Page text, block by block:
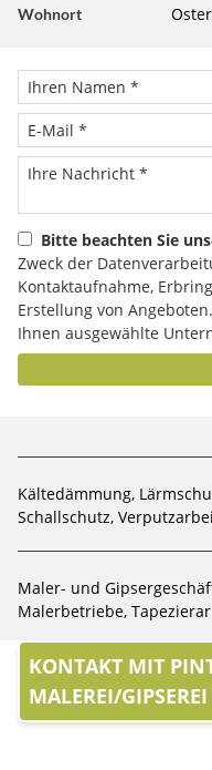
Wohnort
Bitte beachten Sie
Zweck der
Kontaktaufnahme,
Erstellung von
Ihnen ausgewählte
Kältedämmung,
Schallschutz,
Maler- und
Malerbetriebe,
KONTAKT MIT
MALEREI/GIPSEREI